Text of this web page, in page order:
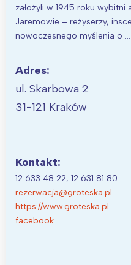
założyli w 1945 roku wybitni
Jaremowie – reżyserzy,
nowoczesnego myślenia o …
Adres:
ul. Skarbowa 2
31-121 Kraków
Kontakt:
12 633 48 22, 12 631 81 80
rezerwacja@groteska.pl
https://www.groteska.pl
facebook